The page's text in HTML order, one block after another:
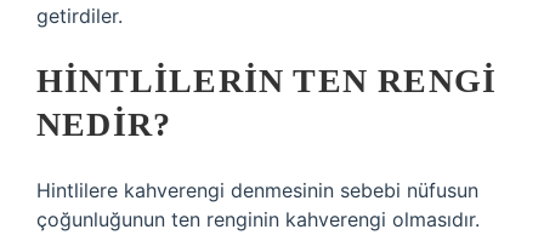
getirdiler.
HINTLILERIN TEN RENGI
NEDIR?
Hintlilere kahverengi denmesinin sebebi nüfusun
çoğunluğunun ten renginin kahverengi olmasıdır.